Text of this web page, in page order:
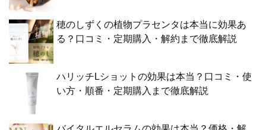
穂のしずくの植物プラセンタは本当に効果あ
る？口コミ・定期購入・解約まで徹底解説
ハリッチLショットの効果は本当？口コミ・使
い方・順番・定期購入まで徹底解説